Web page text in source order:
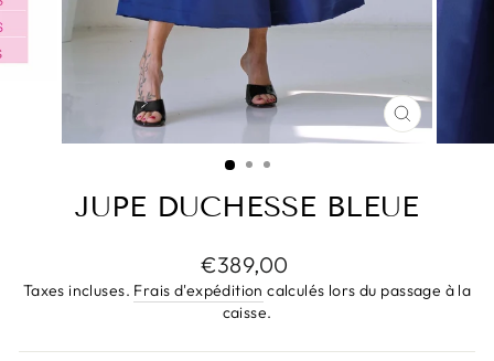
FERMER
(ESC)
JUPE DUCHESSE BLEUE
Prix
régulier
€389,00
Taxes incluses. Frais d'expédition calculés lors du passage à la
caisse.